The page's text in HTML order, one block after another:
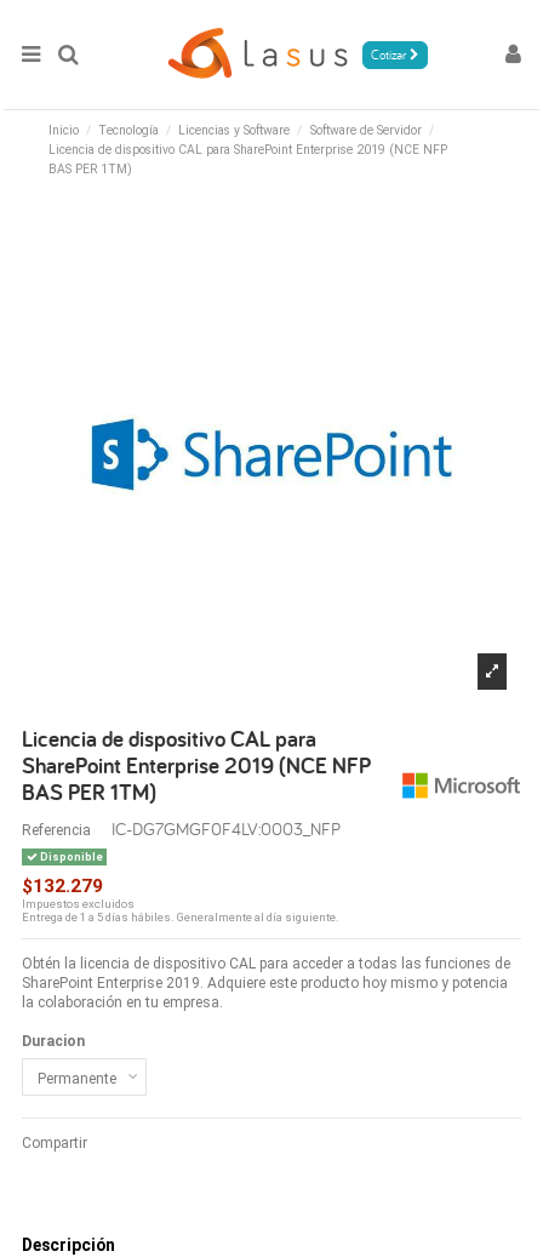
Cotizar
Inicio Tecnología Licencias y Software
Software de Servidor
Licencia de dispositivo CAL para SharePoint Enterprise 2019 (NCE NFP
BAS PER 1TM)
Licencia de dispositivo CAL para
SharePoint Enterprise 2019 (NCE NFP
BAS PER 1TM)
Referencia IC-DG7GMGF0F4LV:0003_NFP
Disponible
$132.279
Impuestos excluidos
Entrega de 1 a 5 días hábiles. Generalmente al día siguiente.
Obtén la licencia de dispositivo CAL para acceder a todas las funciones de
SharePoint Enterprise 2019. Adquiere este producto hoy mismo y potencia
la colaboración en tu empresa.
Duracion
Compartir
Descripción